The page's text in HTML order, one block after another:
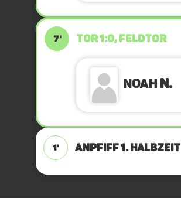
7' TOR 1:0, FELDTOR
Noah N.
1' ANPFIFF 1. Halbzeit